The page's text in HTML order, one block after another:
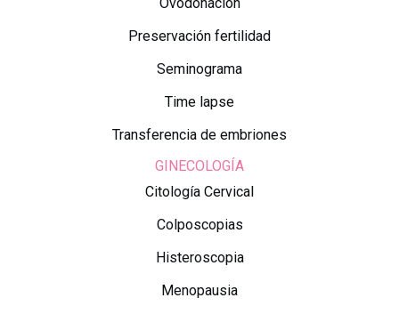
Preservación fertilidad
Seminograma
Time lapse
Transferencia de embriones
GINECOLOGÍA
Citología Cervical
Colposcopias
Histeroscopia
Menopausia